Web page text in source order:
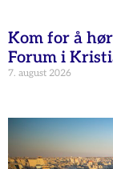
Kom for å
Forum i
7. august 2026